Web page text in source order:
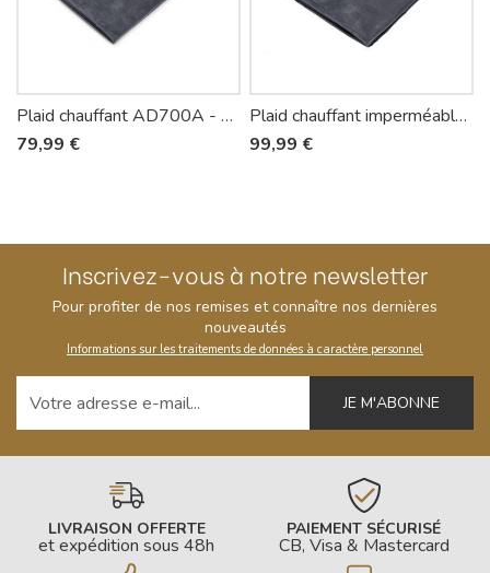
Plaid chauffant AD700A - Astoria
79,99 €
Plaid chauffant imperméable AD800A - Astoria
99,99 €
Inscrivez-vous à notre newsletter
Pour profiter de nos remises et connaître nos dernières
nouveautés
Informations sur les traitements de données à caractère personnel
LIVRAISON OFFERTE
et expédition sous 48h
PAIEMENT SÉCURISÉ
CB, Visa & Mastercard